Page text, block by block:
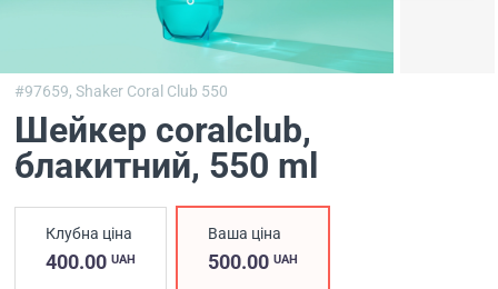
#97659,Shaker Coral Club 550
Шейкер coralclub,
блакитний, 550 ml
Клубна ціна
400.00 UAH
Ваша ціна
500.00UAH